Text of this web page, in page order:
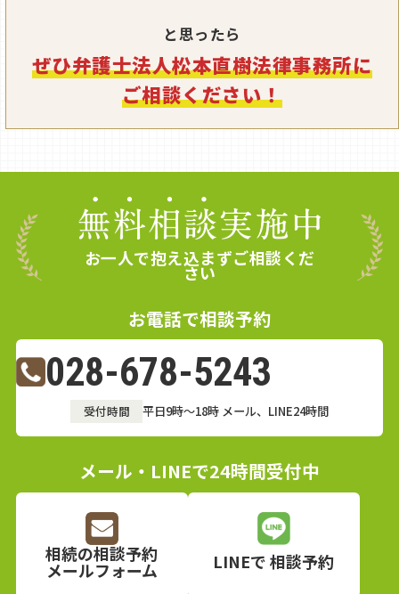
人を選任し、使途不明な預金の払戻しについて
弟に説明を求めました。さらに、不動産の評価
についても鑑定意見書を提出するなど、綿密な
証拠収集と交渉を行いました。
約2年間の調停を経て、ご依頼者は最終的に
2900万円の遺産を獲得しました。これは、当初
の提案額の1900万円増額であり、納得のいく結
果となりました。
本件は、判断能力のない相続人がいたため、手
続が複雑な事件でした。しかし、ご依頼者が弁
護士に相談したことで、時間をかけても満足の
いく解決に至ることができました。相続問題で
お困りの際は、まずはお気軽にご相談くださ
と思ったら
ぜひ弁護士法人松本直樹法律事務所に
ご相談ください！
お一人で抱え込まずご相談くだ
さい
お電話で相談予約
028-678-5243
受付時間 平日9時～18時 メール、LINE24時間
メール・LINEで24時間受付中
相続の相談予約
メールフォーム LINEで相談予約